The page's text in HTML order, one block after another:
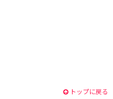
トップに戻る